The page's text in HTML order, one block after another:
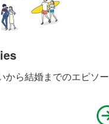
から結婚までのエピソー